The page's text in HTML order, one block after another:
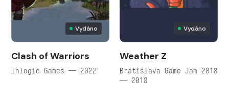
Vydáno
Clash of Warriors
Inlogic Games — 2022
Vydáno
Weather Z
Bratislava Game Jam 2018
— 2018